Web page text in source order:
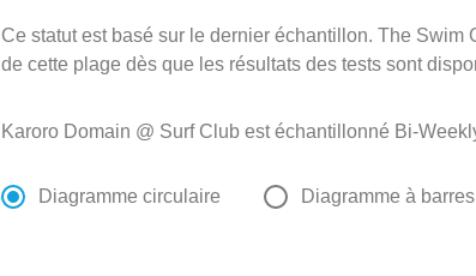
Ce statut est basé sur le dernier échantillon. The Swim
de cette plage dès que les résultats des tests sont
Karoro Domain @ Surf Club est échantillonné Bi-
Diagramme circulaire Diagramme à barres